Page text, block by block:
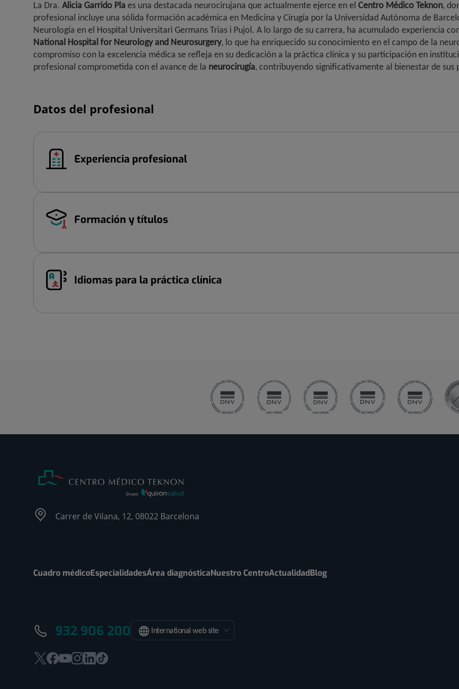
La Dra. Alicia Garrido Plaes una destacada neurocirujana que actualmente ejerce en el Centro Médico Teknon,
profesional incluye una sólida formación académica en Medicina y Cirugía por la Universidad Autónoma de
Neurología en el Hospital Universitari Germans Trias i Pujol. A lo largo de su carrera, ha acumulado experiencia
National Hospital for Neurology and Neurosurgery, lo que ha enriquecido su conocimiento en el campo de la
compromiso con la excelencia médica se refleja en su dedicación a la práctica clínica y su participación en
profesional comprometida con el avance de la neurocirugía, contribuyendo significativamente al bienestar de sus
Datos del profesional
Experiencia profesional
Formación y títulos
Idiomas para la práctica clínica
Carrer de Vilana, 12, 08022 Barcelona
Cuadro médicoEspecialidadesÁrea diagnósticaNuestro CentroActualidadBlog
932 906 200 International web site